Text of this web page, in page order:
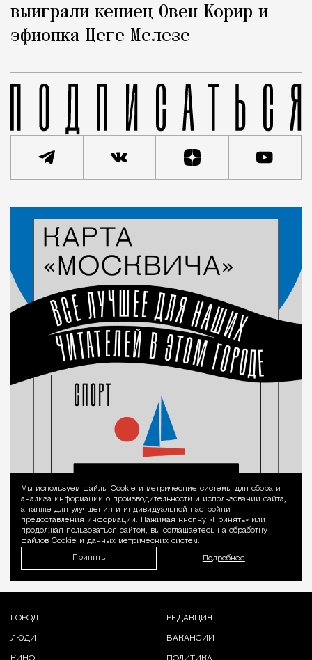
выиграли кениец Овен Корир и
эфиопка Цеге Мелезе
Уведомление
Мы используем файлы Сookie и метрические системы для сбора и
анализа информации о производительности и использовании сайта,
а также для улучшения и индивидуальной настройки
предоставления информации. Нажимая кнопку «Принять» или
продолжая пользоваться сайтом, вы соглашаетесь на обработку
файлов Cookie и данных метрических систем.
Принять Подробнее
ГОРОД
ЛЮДИ
РЕДАКЦИЯ
ВАКАНСИИ